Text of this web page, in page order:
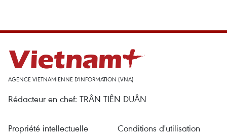
AGENCE VIETNAMIENNE D'INFORMATION (VNA)
Rédacteur en chef: TRÂN TIÊN DUÂN
Propriété intellectuelle Conditions d'utilisation